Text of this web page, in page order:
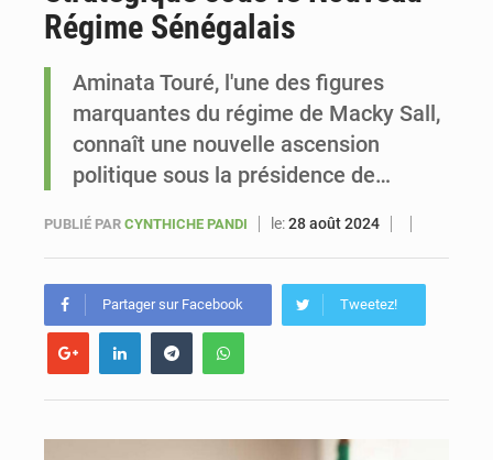
Régime Sénégalais
Aminata Touré, l'une des figures
marquantes du régime de Macky Sall,
connaît une nouvelle ascension
politique sous la présidence de…
PUBLIÉ PAR CYNTHICHE PANDI le:28 août 2024
Partager sur Facebook Tweetez!